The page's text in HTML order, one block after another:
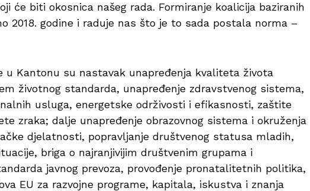
će biti okosnica našeg rada. Formiranje koalicija baziranih
2018. godine i raduje nas što je to sada postala norma –
u Kantonu su nastavak unapređenja kvaliteta života
životnog standarda, unapređenje zdravstvenog sistema,
usluga, energetske održivosti i efikasnosti, zaštite
zraka; dalje unapređenje obrazovnog sistema i okruženja
djelatnosti, popravljanje društvenog statusa mladih,
briga o najranjivijim društvenim grupama i
javnog prevoza, provođenje pronatalitetnih politika,
EU za razvojne programe, kapitala, iskustva i znanja